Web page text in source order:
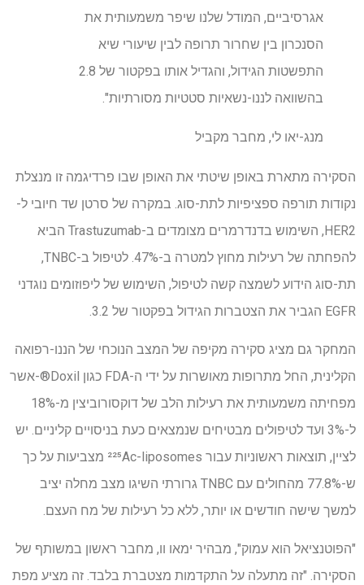
אגרסיביים, המודל שלנו שיפר משמעותית את
הסנכרון בין שחרור תרופה לבין שיעורי שיא
התפשטות הגידול, והגדיל אותו בפקטור של 2.8
בהשוואה לננו-נשאיות סטטיות מסורתיות".
מנג-יאו לי, מחבר מקביל
הסקירה מתארת ​​באופן שיטתי את האופן שבו פרדיגמה זו מנצלת
נקודות תורפה ספציפיות לתת-סוג. במקרה של סרטן שד חיובי ל-
HER2, השימוש בדנדרמרים מצומדים ב-Trastuzumab הביא
להפחתה של רעילות מחוץ למטרה ב-47%. לטיפול ב-TNBC,
תת-סוג הידוע לשמצה קשה לטיפול, השימוש של ליפוזומים נוגדני
EGFR הגביר את הצטברות הגידול בפקטור של 3.2.
המחקר גם מציג סקירה מקיפה של המצב הנוכחי של הננו-רפואה
הקלינית, החל מתרופות מאושרות על ידי ה-FDA כגון Doxil®-אשר
מפחיתה משמעותית את רעילות הלב של דוקסורוביצין מ-18%
ל-3% ועד לטיפולים מבטיחים שנמצאים כעת בניסויים קליניים. יש
לציין, תוצאות ראשוניות עבור ²²⁵Ac-liposomes מצביעות על כך
ש-77.8% מהחולים עם TNBC גרורתי השיגו מצב מחלה יציב
למשך שישה חודשים או יותר, ללא כל רעילות של מח העצם.
"הפוטנציאל הוא עמוק", מבהיר ימאו וו, מחבר ראשון במשותף של
הסקירה. "זה מתעלה על התקדמות מצטברת בלבד. זה מציע מפת